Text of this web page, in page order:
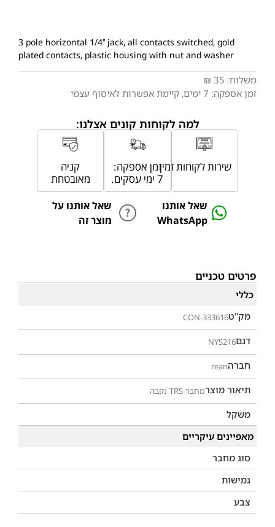
3 pole horizontal 1/4’’ jack, all contacts switched, gold
plated contacts, plastic housing with nut and washer
משלוח: 35 ₪
זמן אספקה: 7 ימים, קיימת אפשרות לאיסוף עצמי
למה לקוחות קונים אצלנו:
קניה
מאובטחת
זמן אספקה:
7 ימי עסקים.
שירות לקוחות זמין
שאל אותנו
WhatsApp
שאל אותנו על
מוצר זה
פרטים טכניים
כללי
מק"טCON-333616
דגםNYS216
חברהrean
תיאור מוצרמחבר TRS נקבה
משקל
מאפיינים עיקריים
סוג מחבר
גמישות
צבע